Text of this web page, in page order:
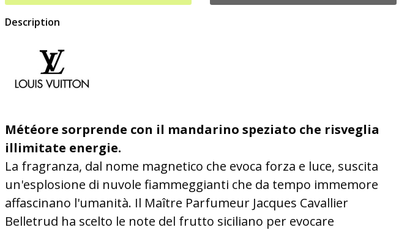
Description
Météore sorprende con il mandarino speziato che risveglia
illimitate energie.
La fragranza, dal nome magnetico che evoca forza e luce, suscita
un'esplosione di nuvole fiammeggianti che da tempo immemore
affascinano l'umanità. Il Maître Parfumeur Jacques Cavallier
Belletrud ha scelto le note del frutto siciliano per evocare